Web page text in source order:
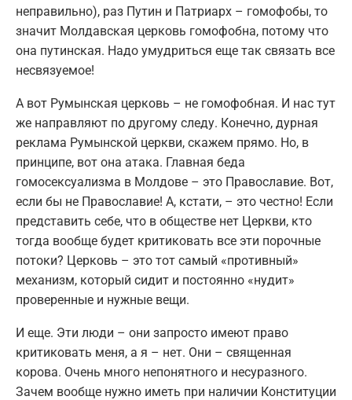
неправильно), раз Путин и Патриарх – гомофобы, то
значит Молдавская церковь гомофобна, потому что
она путинская. Надо умудриться еще так связать все
несвязуемое!
А вот Румынская церковь – не гомофобная. И нас тут
же направляют по другому следу. Конечно, дурная
реклама Румынской церкви, скажем прямо. Но, в
принципе, вот она атака. Главная беда
гомосексуализма в Молдове – это Православие. Вот,
если бы не Православие! А, кстати, – это честно! Если
представить себе, что в обществе нет Церкви, кто
тогда вообще будет критиковать все эти порочные
потоки? Церковь – это тот самый «противный»
механизм, который сидит и постоянно «нудит»
проверенные и нужные вещи.
И еще. Эти люди – они запросто имеют право
критиковать меня, а я – нет. Они – священная
корова. Очень много непонятного и несуразного.
Зачем вообще нужно иметь при наличии Конституции